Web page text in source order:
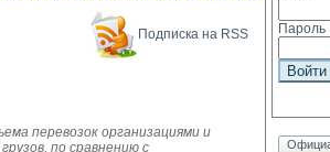
Подписка на RSS
перевозок организациями и
по сравнению с
Пароль